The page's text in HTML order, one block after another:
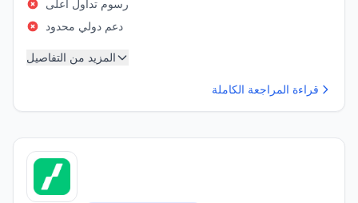
رسوم تداول أعلى
دعم دولي محدود
المزيد من التفاصيل
قراءة المراجعة الكاملة